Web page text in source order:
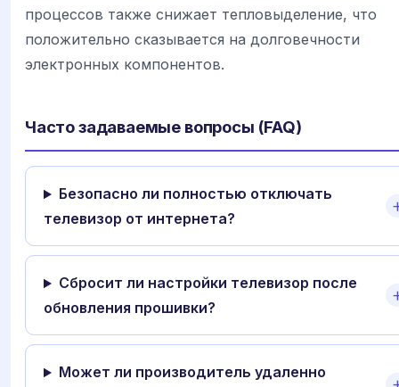
процессов также снижает тепловыделение, что
положительно сказывается на долговечности
электронных компонентов.
Часто задаваемые вопросы (FAQ)
Безопасно ли полностью отключать
телевизор от интернета?
Сбросит ли настройки телевизор после
обновления прошивки?
Может ли производитель удаленно